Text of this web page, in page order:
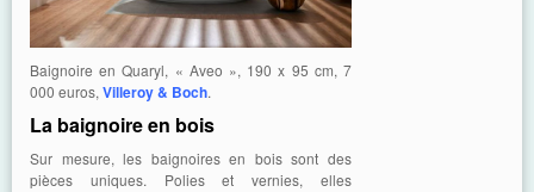
Baignoire en Quaryl, « Aveo », 190 x 95 cm, 7
000 euros, Villeroy & Boch.
La baignoire en bois
Sur mesure, les baignoires en bois sont des
pièces uniques. Polies et vernies, elles